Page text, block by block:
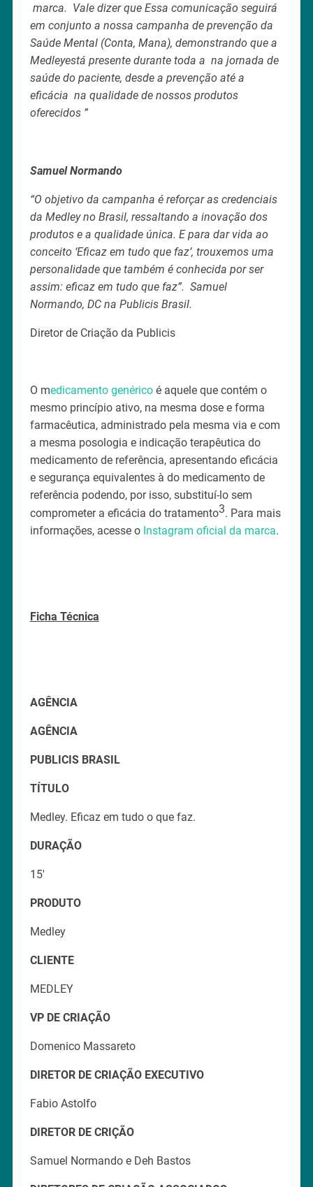
marca. Vale dizer que Essa comunicação seguirá
em conjunto a nossa campanha de prevenção da
Saúde Mental (Conta, Mana), demonstrando que a
Medleyestá presente durante toda a na jornada de
saúde do paciente, desde a prevenção até a
eficácia na qualidade de nossos produtos
oferecidos ”
Samuel Normando
“O objetivo da campanha é reforçar as credenciais
da Medley no Brasil, ressaltando a inovação dos
produtos e a qualidade única. E para dar vida ao
conceito ‘Eficaz em tudo que faz’, trouxemos uma
personalidade que também é conhecida por ser
assim: eficaz em tudo que faz”. Samuel
Normando, DC na Publicis Brasil.
Diretor de Criação da Publicis
O medicamento genéricoé aquele que contém o
mesmo princípio ativo, na mesma dose e forma
farmacêutica, administrado pela mesma via e com
a mesma posologia e indicação terapêutica do
medicamento de referência, apresentando eficácia
e segurança equivalentes à do medicamento de
referência podendo, por isso, substituí-lo sem
comprometer a eficácia do tratamento3. Para mais
informações, acesse o Instagram oficial da marca.
Ficha Técnica
AGÊNCIA
AGÊNCIA
PUBLICIS BRASIL
TÍTULO
Medley. Eficaz em tudo o que faz.
DURAÇÃO
15′
PRODUTO
Medley
CLIENTE
MEDLEY
VP DE CRIAÇÃO
Domenico Massareto
DIRETOR DE CRIAÇÃO EXECUTIVO
Fabio Astolfo
DIRETOR DE CRIÇÃO
Samuel Normando e Deh Bastos